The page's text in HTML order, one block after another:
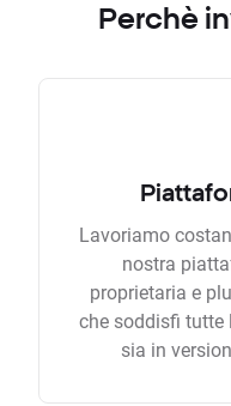
Perchè
Lavoriamo
nostra
proprietaria e
che soddisfi tutte
sia in